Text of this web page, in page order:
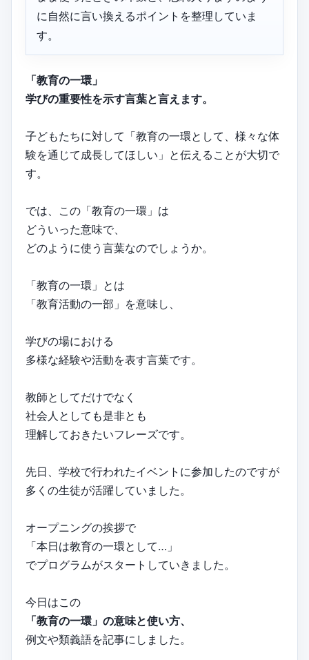
に自然に言い換えるポイントを整理していま
す。
「教育の一環」
学びの重要性を示す言葉と言えます。
子どもたちに対して「教育の一環として、様々な体
験を通じて成長してほしい」と伝えることが大切で
す。
では、この「教育の一環」は
どういった意味で、
どのように使う言葉なのでしょうか。
「教育の一環」とは
「教育活動の一部」を意味し、
学びの場における
多様な経験や活動を表す言葉です。
教師としてだけでなく
社会人としても是非とも
理解しておきたいフレーズです。
先日、学校で行われたイベントに参加したのですが
多くの生徒が活躍していました。
オープニングの挨拶で
「本日は教育の一環として…」
でプログラムがスタートしていきました。
今日はこの
「教育の一環」の意味と使い方、
例文や類義語を記事にしました。